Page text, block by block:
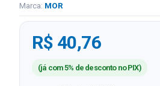
Marca: MOR
R$ 40,76
(já com 5% de desconto no PIX)